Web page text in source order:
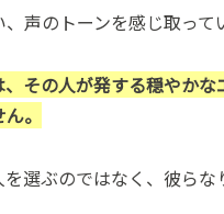
声のトーンを感じ取って
その人が発する穏やか
。
選ぶのではなく、彼ら